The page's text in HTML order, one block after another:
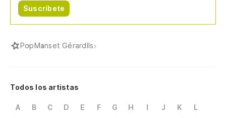
Suscríbete
PopManset GérardIls
Todos los artistas
A B C D E F G H I J K
L